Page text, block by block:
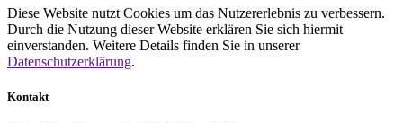
Diese Website nutzt Cookies um das Nutzererlebnis zu verbessern.
Durch die Nutzung dieser Website erklären Sie sich hiermit
einverstanden. Weitere Details finden Sie in unserer
Datenschutzerklärung.
Kontakt